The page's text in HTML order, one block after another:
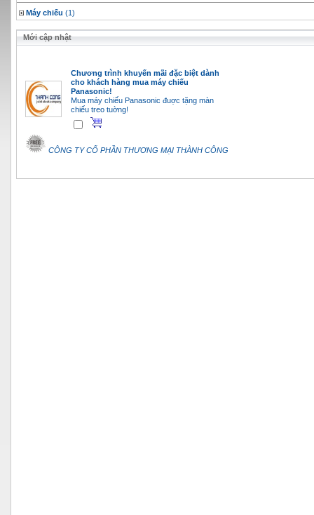
Máy chiếu (1)
Mới cập nhật
Chương trình khuyến mãi đặc biệt dành
cho khách hàng mua máy chiếu
Panasonic!
Mua máy chiếu Panasonic đuợc tặng màn
chiếu treo tuờng!
CÔNG TY CỔ PHẦN THƯƠNG MẠI THÀNH CÔNG